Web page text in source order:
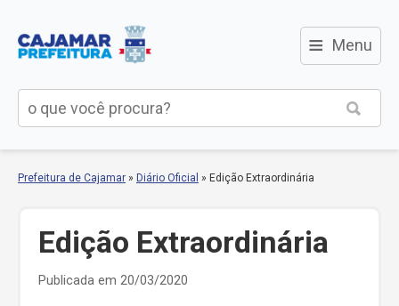
≡ Menu
Prefeitura de Cajamar » Diário Oficial » Edição Extraordinária
Edição Extraordinária
Publicada em 20/03/2020